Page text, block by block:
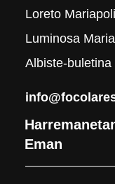
Loreto
Luminosa
Albiste-buletina
Eman